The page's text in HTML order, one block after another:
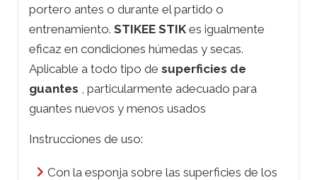
portero antes o durante el partido o
entrenamiento. STIKEE STIK es igualmente
eficaz en condiciones húmedas y secas.
Aplicable a todo tipo de superficies de
guantes , particularmente adecuado para
guantes nuevos y menos usados
Instrucciones de uso:
Con la esponja sobre las superficies de los